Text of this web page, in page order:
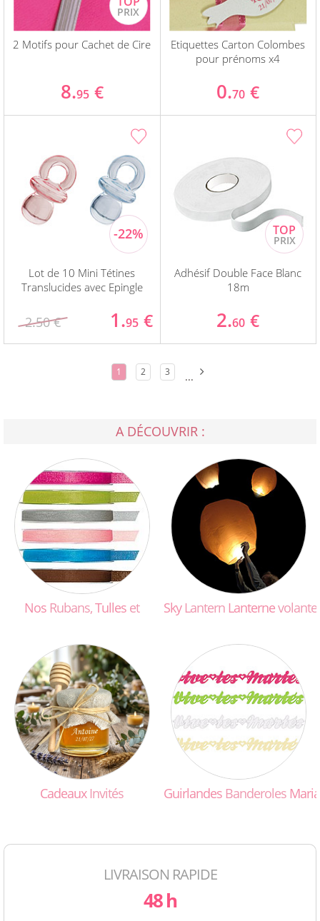
2 Motifs pour Cachet de Cire
8.95 €
Etiquettes Carton Colombes
pour prénoms x4
0.70 €
Lot de 10 Mini Tétines
Translucides avec Epingle
2.50 € 1.95 €
Adhésif Double Face Blanc
18m
2.60 €
1 2 3 ...
A DÉCOUVRIR :
Nos Rubans,Tulles et SkyLantern Lanternevolante
CadeauxInvités Guirlandes Banderoles
LIVRAISON RAPIDE
48 h